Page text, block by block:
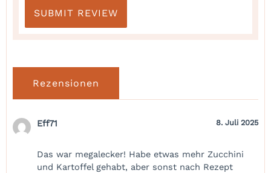
Rezensionen
Eff71 8. Juli 2025
Das war megalecker! Habe etwas mehr Zucchini
und Kartoffel gehabt, aber sonst nach Rezept